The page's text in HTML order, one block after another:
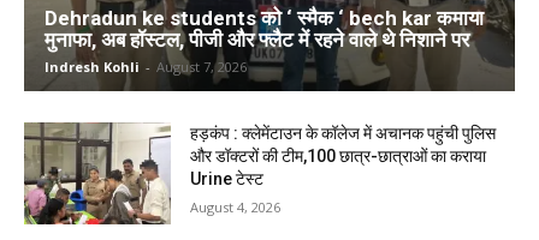
Dehradun ke students को ‘ स्मैक ‘ bech kar कमाया
मुनाफा, अब हॉस्टल, पीजी और फ्लैट में रहने वाले थे निशाने पर
Indresh Kohli - August 7, 2026
हड़कंप : क्लेमेंटाउन के कॉलेज में अचानक पहुंची पुलिस
और डॉक्टरों की टीम,100 छात्र-छात्राओं का कराया
Urine टेस्ट
August 4, 2026